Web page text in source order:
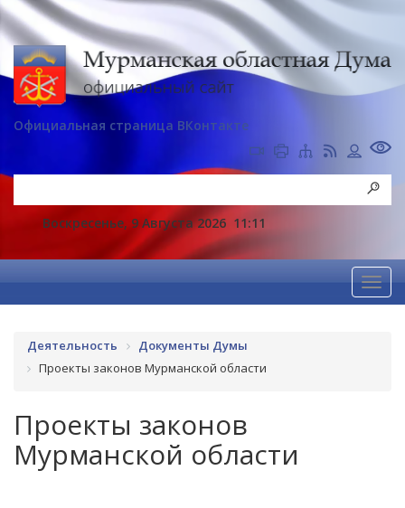
Официальная страница ВКонтакте
Воскресенье, 9 Августа 2026 11:11
Деятельность
Документы Думы
Проекты законов Мурманской области
Проекты законов
Мурманской области